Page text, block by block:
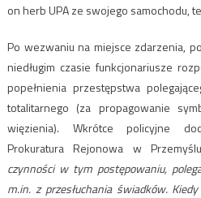
on herb UPA ze swojego samochodu,
Po wezwaniu na miejsce zdarzenia,
niedługim czasie funkcjonariusze
popełnienia przestępstwa
totalitarnego (za propagowanie
więzienia). Wkrótce policyjne
Prokuratura Rejonowa w
czynności w tym postępowaniu,
m.in. z przesłuchania świadków.